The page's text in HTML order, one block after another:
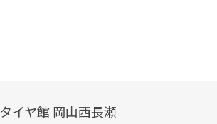
タイヤ館 岡山西長瀬